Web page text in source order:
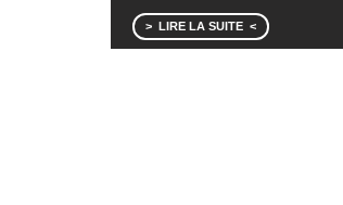
LIRE LA SUITE